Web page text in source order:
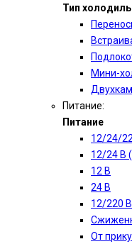
Тип
Мини-
Питание:
Питание
12/24/
12/24 В
12 В
24 В
12/220 В
От